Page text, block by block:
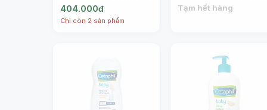
Skin Cleanser, All Skin
Types (500ml) -
404.000đ
Chỉ còn 2 sản phẩm
Face & Body, for All
Tạm hết hàng